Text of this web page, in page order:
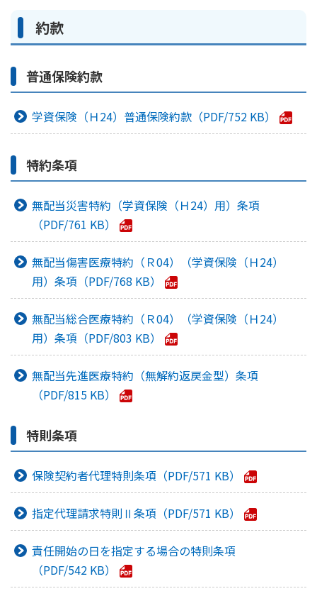
約款
普通保険約款
学資保険（Ｈ24）普通保険約款 752 KB
特約条項
無配当災害特約（学資保険（Ｈ24）用）条項
761 KB
無配当傷害医療特約（Ｒ04）（学資保険（Ｈ24）
用）条項
768 KB
無配当総合医療特約（Ｒ04）（学資保険（Ｈ24）
用）条項
803 KB
無配当先進医療特約（無解約返戻金型）条項
815 KB
特則条項
保険契約者代理特則条項 571 KB
指定代理請求特則Ⅱ条項 571 KB
責任開始の日を指定する場合の特則条項
542 KB